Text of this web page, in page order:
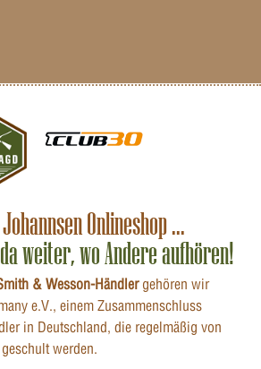
Onlineshop ...
weiter, wo Andere aufhören!
& Wesson-Händlergehören wir
e.V., einem Zusammenschluss
in Deutschland, die regelmäßig von
werden.